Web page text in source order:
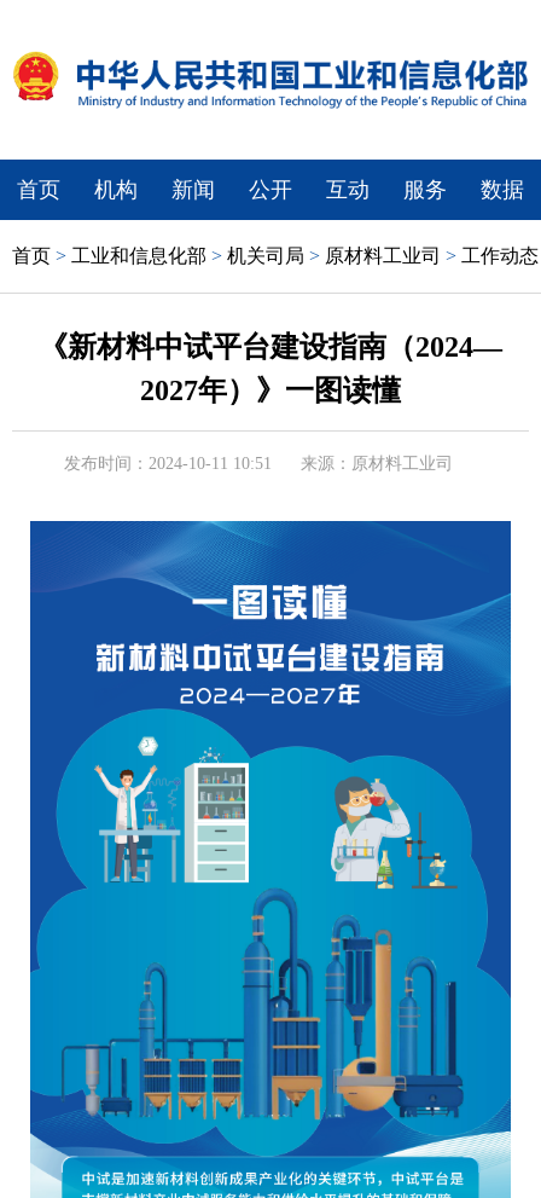
首页 机构 新闻 公开 互动 服务 数据
首页 > 工业和信息化部 > 机关司局 > 原材料工业司 > 工作动态
《新材料中试平台建设指南（2024—
2027年）》一图读懂
发布时间：2024-10-11 10:51 来源：原材料工业司